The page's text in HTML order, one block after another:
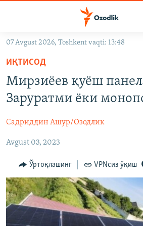
Асосий
навигацияга
ўтинг
Қидиришга
OZODARXIV
На русском
ИЖТИМОИЙ ТАРМОҚЛАР
Озодлик бошқа тилларда
07 Avgust 2026, Toshkent vaqti: 13:48
ИҚТИСОД
Мирзиёев қуёш
Заруратми ёки
Садриддин Ашур/Озодлик
Avgust 03, 2023
Ўртоқлашинг VPNсиз ўқиш